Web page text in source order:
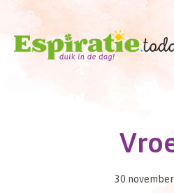
Doorgaan
inhoud
30